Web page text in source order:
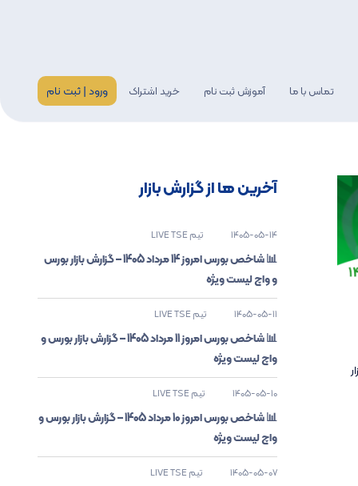
تماس با ما آموزش ثبت نام خرید اشتراک ورود | ثبت نام
اخبار
آخرین ها از گزارش بازار
1405-05-14 تیم LIVE TSE
📊 شاخص بورس امروز 14 مرداد 1405 – گزارش بازار بورس
و واچ لیست ویژه
1405-05-11 تیم LIVE TSE
📊 شاخص بورس امروز 11 مرداد 1405 – گزارش بازار بورس و
واچ لیست ویژه
1405-05-10 تیم LIVE TSE
📊 شاخص بورس امروز 10 مرداد 1405 – گزارش بازار بورس و
واچ لیست ویژه
1405-05-07 تیم LIVE TSE